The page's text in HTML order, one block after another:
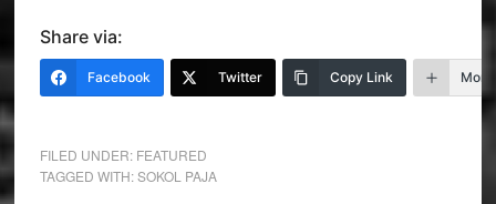
Share via:
Facebook Twitter Copy Link More
FILED UNDER: FEATURED
TAGGED WITH:SOKOL PAJA